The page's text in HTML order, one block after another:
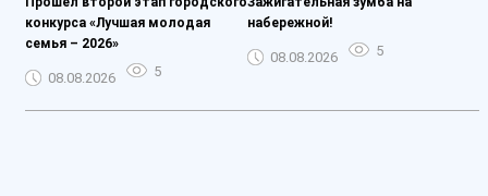
конкурса «Лучшая молодая
семья – 2026»
08.08.2026 5
набережной!
08.08.2026 5